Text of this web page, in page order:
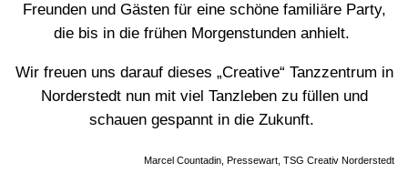
Freunden und Gästen für eine schöne familiäre Party,
die bis in die frühen Morgenstunden anhielt.
Wir freuen uns darauf dieses „Creative“ Tanzzentrum in
Norderstedt nun mit viel Tanzleben zu füllen und
schauen gespannt in die Zukunft.
Marcel Countadin, Pressewart, TSG Creativ Norderstedt